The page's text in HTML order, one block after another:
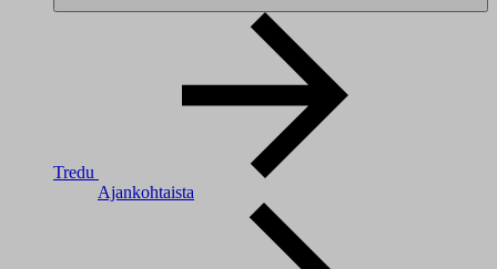
Tredu
Ajankohtaista